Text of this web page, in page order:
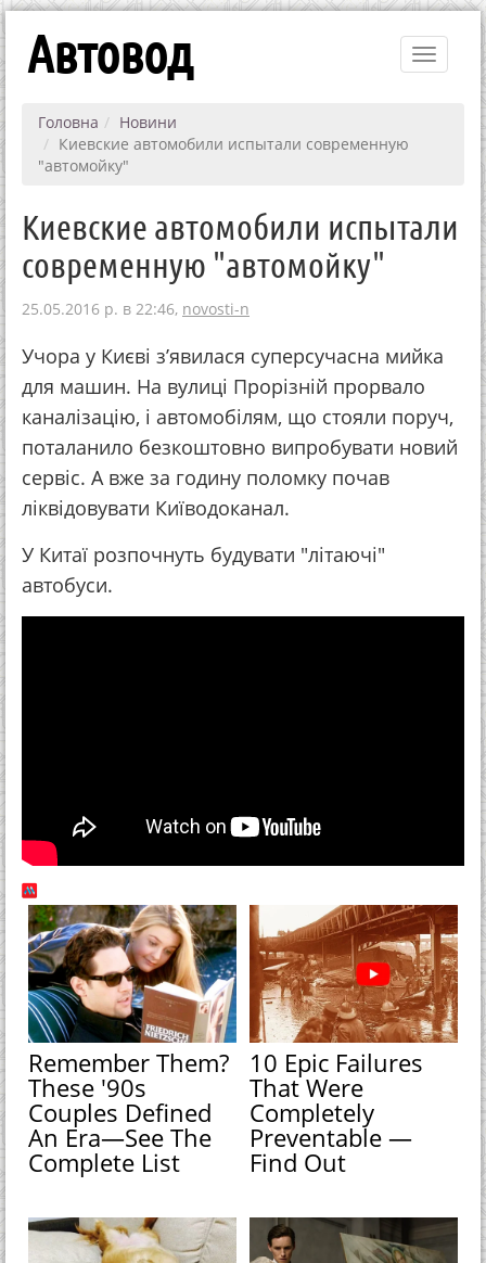
Toggle
Автовод
Головна
Новини
Киевские автомобили испытали современную
"автомойку"
Киевские автомобили испытали
современную "автомойку"
25.05.2016 р. в 22:46, novosti-n
Учора у Києві з’явилася суперсучасна мийка
для машин. На вулиці Прорізній прорвало
каналізацію, і автомобілям, що стояли поруч,
поталанило безкоштовно випробувати новий
сервіс. А вже за годину поломку почав
ліквідовувати Київодоканал.
У Китаї розпочнуть будувати "літаючі"
автобуси.
Remember Them?
These '90s
Couples Defined
An Era—See The
Complete List
10 Epic Failures
That Were
Completely
Preventable —
Find Out